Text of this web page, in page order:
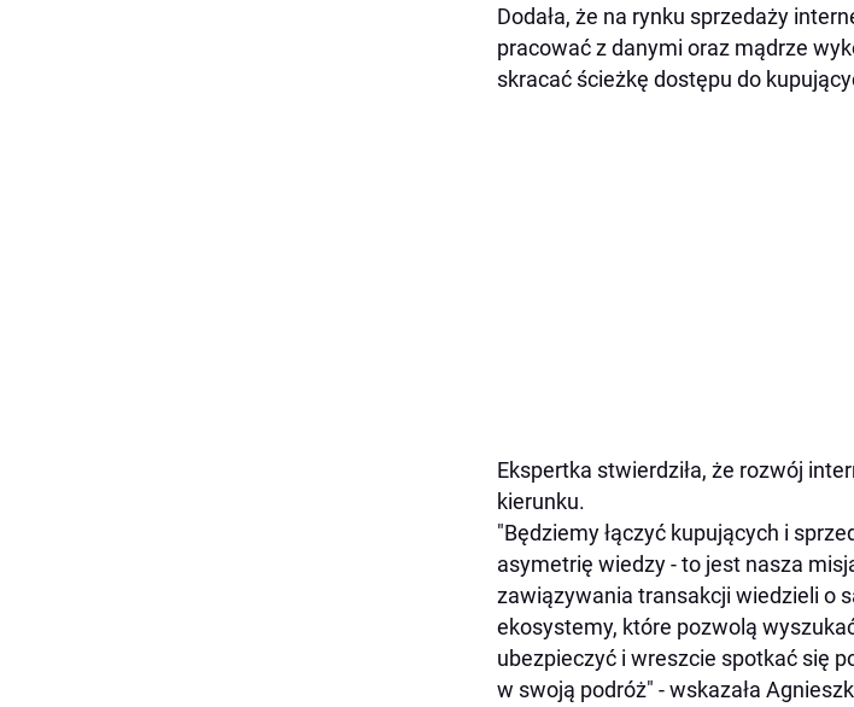
Dodała, że na rynku sprzedaży
pracować z danymi oraz mądrze
skracać ścieżkę dostępu do
Ekspertka stwierdziła, że rozwój
kierunku.
"Będziemy łączyć kupujących i
asymetrię wiedzy - to jest nasza
zawiązywania transakcji wiedzieli o
ekosystemy, które pozwolą
ubezpieczyć i wreszcie spotkać się
w swoją podróż" - wskazała